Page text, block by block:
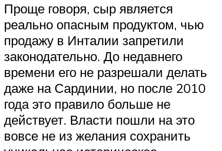
Проще говоря, сыр является
реально опасным продуктом, чью
продажу в Инталии запретили
законодательно. До недавнего
времени его не разрешали делать
даже на Сардинии, но после 2010
года это правило больше не
действует. Власти пошли на это
вовсе не из желания сохранить